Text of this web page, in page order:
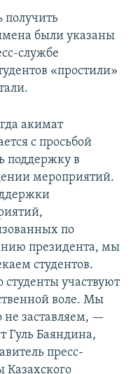
получить
были указаны
службе
«простили»
акимат
с просьбой
поддержку в
мероприятий.
по
президента, мы
студентов.
студенты участвуют
воле. Мы
не заставляем, —
Гуль Баяндина,
пресс-
Казахского